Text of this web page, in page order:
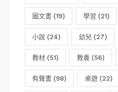
圖文書 (19) 學習 (21)
小說 (24) 幼兒 (27)
教材 (51) 教養 (56)
有聲書 (98) 桌遊 (22)